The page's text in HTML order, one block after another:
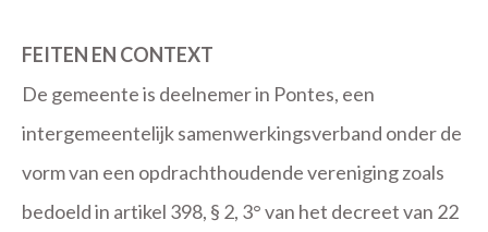
FEITEN EN CONTEXT
De gemeente is deelnemer in Pontes, een
intergemeentelijk samenwerkingsverband onder de
vorm van een opdrachthoudende vereniging zoals
bedoeld in artikel 398, § 2, 3° van het decreet van 22